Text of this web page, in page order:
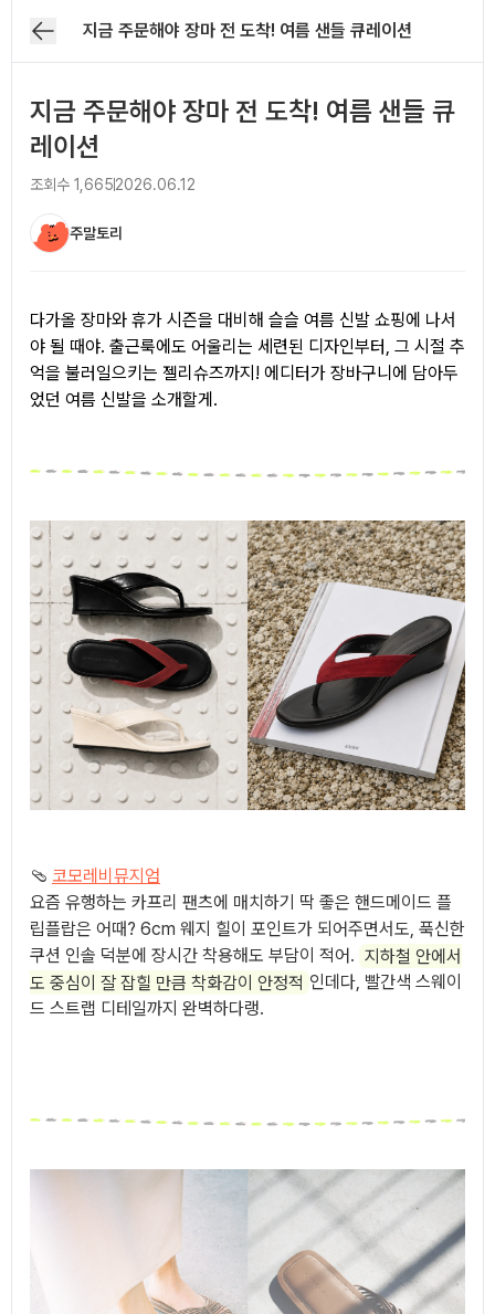
지금 주문해야 장마 전 도착! 여름 샌들 큐레이션
지금 주문해야 장마 전 도착! 여름 샌들 큐
레이션
조회수 1,6652026.06.12
주말토리
아티클 본문
다가올 장마와 휴가 시즌을 대비해 슬슬 여름 신발 쇼핑에 나서
야 될 때야. 출근룩에도 어울리는 세련된 디자인부터, 그 시절 추
억을 불러일으키는 젤리슈즈까지! 에디터가 장바구니에 담아두
었던 여름 신발을 소개할게.
🩴 코모레비뮤지엄
요즘 유행하는 카프리 팬츠에 매치하기 딱 좋은 핸드메이드 플
립플랍은 어때? 6cm 웨지 힐이 포인트가 되어주면서도, 푹신한
쿠션 인솔 덕분에 장시간 착용해도 부담이 적어. 지하철 안에서
도 중심이 잘 잡힐 만큼 착화감이 안정적 인데다, 빨간색 스웨이
드 스트랩 디테일까지 완벽하다랭.